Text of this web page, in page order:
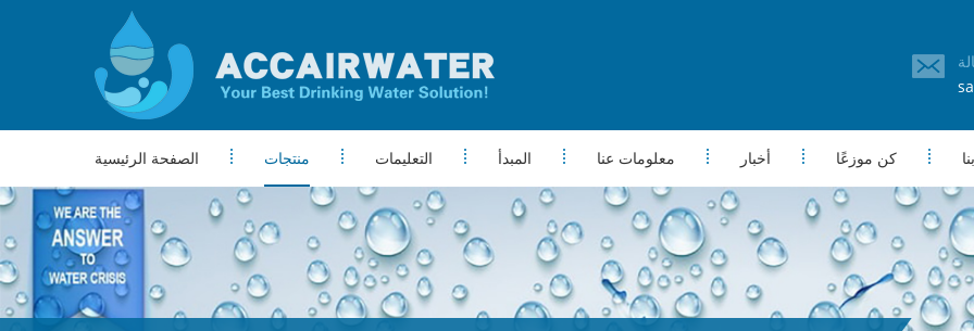
الصفحة الرئيسية منتجات التعليمات المبدأ معلومات عنا أخبار كن موزعًا